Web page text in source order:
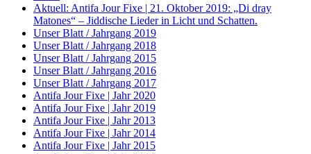
Aktuell: Antifa Jour Fixe | 21. Oktober 2019: „Di dray
Matones“ – Jiddische Lieder in Licht und Schatten.
Unser Blatt / Jahrgang 2019
Unser Blatt / Jahrgang 2018
Unser Blatt / Jahrgang 2015
Unser Blatt / Jahrgang 2016
Unser Blatt / Jahrgang 2017
Antifa Jour Fixe | Jahr 2020
Antifa Jour Fixe | Jahr 2019
Antifa Jour Fixe | Jahr 2013
Antifa Jour Fixe | Jahr 2014
Antifa Jour Fixe | Jahr 2015